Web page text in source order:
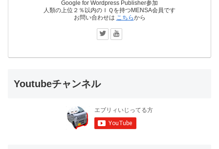
Google for Wordpress Publisher参加
人類の上位２％以内のＩＱを持つMENSA会員です
お問い合わせは こちらから
Youtubeチャンネル